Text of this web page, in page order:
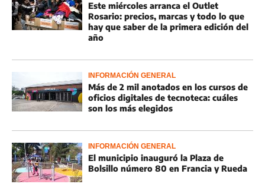
Este miércoles arranca el Outlet
Rosario: precios, marcas y todo lo que
hay que saber de la primera edición del
año
INFORMACIÓN GENERAL
Más de 2 mil anotados en los cursos de
oficios digitales de tecnoteca: cuáles
son los más elegidos
INFORMACIÓN GENERAL
El municipio inauguró la Plaza de
Bolsillo número 80 en Francia y Rueda